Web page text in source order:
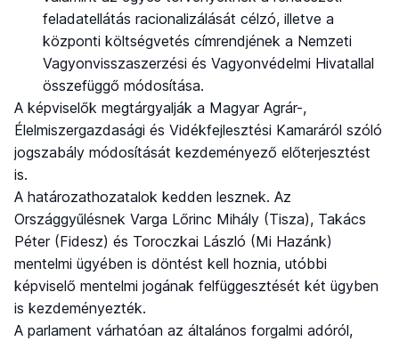
feladatellátás racionalizálását célzó, illetve a
központi költségvetés címrendjének a Nemzeti
Vagyonvisszaszerzési és Vagyonvédelmi Hivatallal
összefüggő módosítása.
A képviselők megtárgyalják a Magyar Agrár-,
Élelmiszergazdasági és Vidékfejlesztési Kamaráról szóló
jogszabály módosítását kezdeményező előterjesztést
is.
A határozathozatalok kedden lesznek. Az
Országgyűlésnek Varga Lőrinc Mihály (Tisza), Takács
Péter (Fidesz) és Toroczkai László (Mi Hazánk)
mentelmi ügyében is döntést kell hoznia, utóbbi
képviselő mentelmi jogának felfüggesztését két ügyben
is kezdeményezték.
A parlament várhatóan az általános forgalmi adóról,